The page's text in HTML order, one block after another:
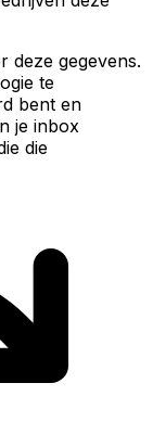
deze gegevens.
te
bent en
je inbox
die